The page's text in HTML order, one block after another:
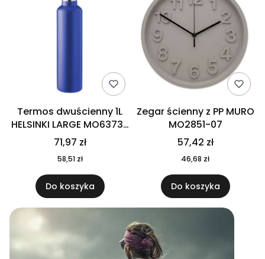
Termos dwuścienny 1L
HELSINKI LARGE MO6373-
04
71,97 zł
58,51 zł
Do koszyka
Zegar ścienny z PP MURO
MO2851-07
57,42 zł
46,68 zł
Do koszyka